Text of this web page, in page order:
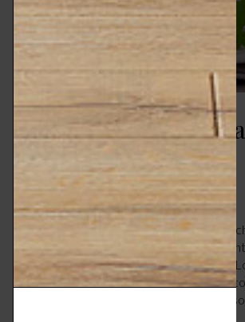
Scatto da Blogger –
gelato con EasyLife
di Stefania De Rocchi. Eccoci puntuali,
mese, con il nostro consueto
Blogger”, in collaborazione con Easy Life.
giugno il tema del concorso era “la prima
da Francesca Vanolo. Per luglio invece, il